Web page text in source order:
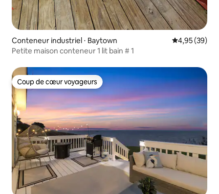
Conteneur industriel ⋅ Baytown Évaluation
4,95 (39)
Petite maison conteneur 1 lit bain # 1
Coup de cœur voyageurs
Coup de cœur voyageurs